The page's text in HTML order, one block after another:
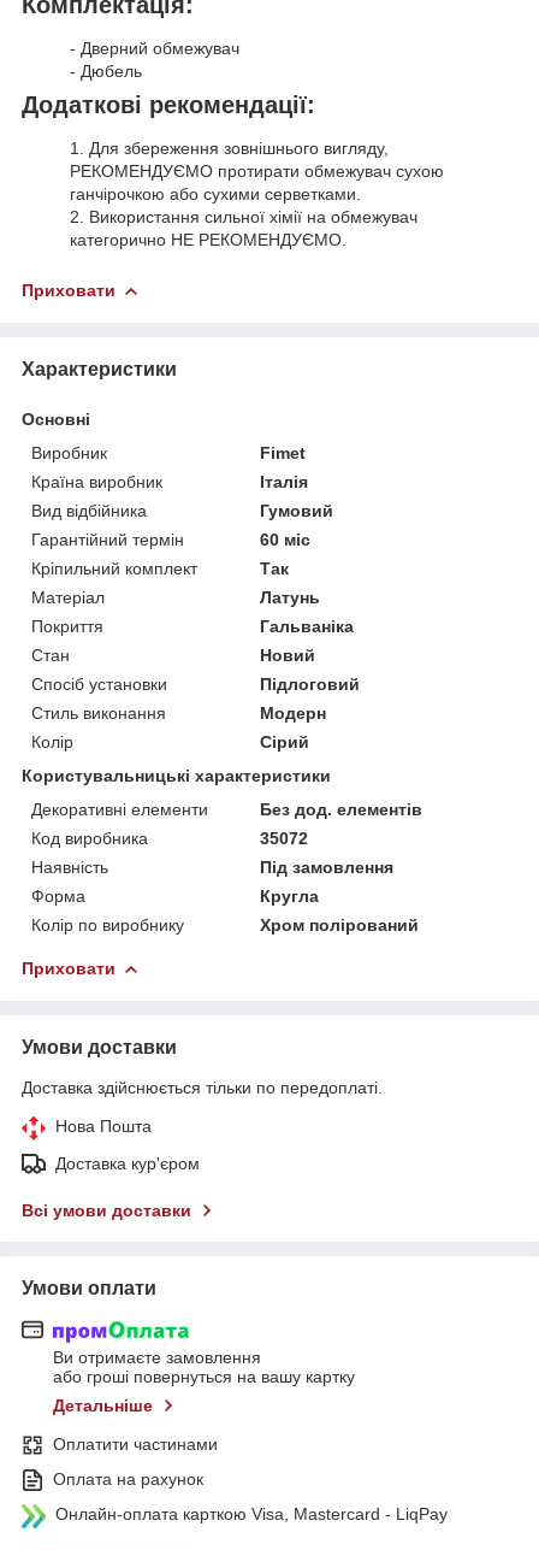
Комплектація:
- Дверний обмежувач
- Дюбель
Додаткові рекомендації:
1. Для збереження зовнішнього вигляду,
РЕКОМЕНДУЄМО протирати обмежувач сухою
ганчірочкою або сухими серветками.
2. Використання сильної хімії на обмежувач
категорично НЕ РЕКОМЕНДУЄМО.
Приховати
Характеристики
Основні
Виробник
Fimet
Країна виробник
Італія
Вид відбійника
Гумовий
Гарантійний термін
60 міс
Кріпильний комплект
Так
Матеріал
Латунь
Покриття
Гальваніка
Стан
Новий
Спосіб установки
Підлоговий
Стиль виконання
Модерн
Колір
Сірий
Користувальницькі характеристики
Декоративні елементи
Без дод. елементів
Код виробника
35072
Наявність
Під замовлення
Форма
Кругла
Колір по виробнику
Хром полірований
Приховати
Умови доставки
Доставка здійснюється тільки по передоплаті.
Нова Пошта
Доставка кур'єром
Всі умови доставки
Умови оплати
Ви отримаєте замовлення
або гроші повернуться на вашу картку
Детальніше
Оплатити частинами
Оплата на рахунок
Онлайн-оплата карткою Visa, Mastercard - LiqPay